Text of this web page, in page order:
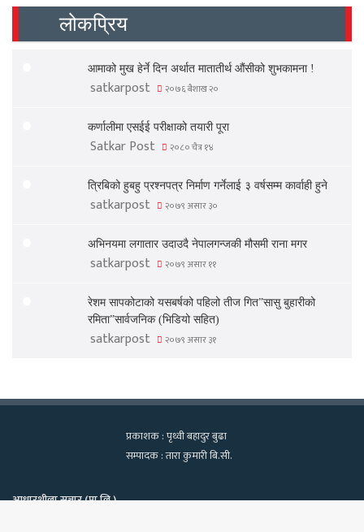
लोकप्रिय
आमाको मुख हेर्ने दिन अर्थात मातातीर्थ औंसीको शुभकामना !
satkarpost २०७६ बैशाख २०
कर्णालीमा एसईई परीक्षाको तयारी पूरा
Satkar Post २०८० चैत्र १४
त्रिबिको हुबहु प्रश्नपत्र निर्माण गर्नेलाई ३ वर्षसम्म कार्वाही हुने
satkarpost २०७९ असार ३०
अभिनयमा लगातार उदाउदै नेपालगन्जकी मौसमी राना मगर
satkarpost २०७९ असार ११
रेशम सापकोटाको यसबर्षको पहिलो तीज गित”सासु बुहारीको
रमिता”सार्वजनिक (भिडियो सहित)
satkarpost २०७९ असार ३१
प्रकाशक : पृथ्वी बहादुर बुढा
सम्पादक : तारा कुमारी बि.सी.
आधारशीला सञ्चार (प्रा.लि.)